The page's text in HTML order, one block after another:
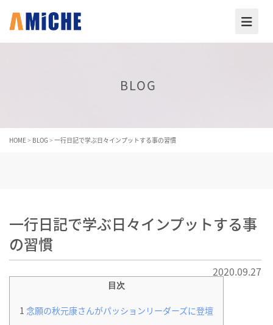
BLOG
HOME> BLOG > 一行日記で学ぶ日々インプットする事の習慣
一行日記で学ぶ日々インプットする事
の習慣
2020.09.27
目次
1 念願の秋元康さんがパッションリーダーズに登壇